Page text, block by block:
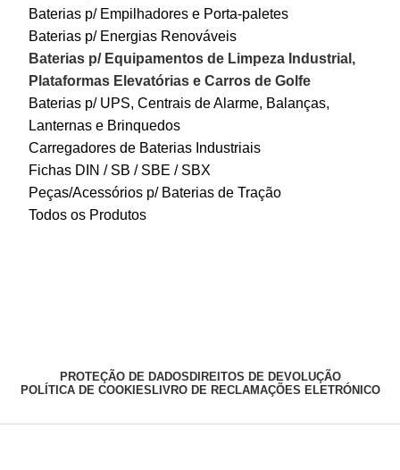
Baterias p/ Empilhadores e Porta-paletes
Baterias p/ Energias Renováveis
Baterias p/ Equipamentos de Limpeza Industrial,
Plataformas Elevatórias e Carros de Golfe
Baterias p/ UPS, Centrais de Alarme, Balanças,
Lanternas e Brinquedos
Carregadores de Baterias Industriais
Fichas DIN / SB / SBE / SBX
Peças/Acessórios p/ Baterias de Tração
Todos os Produtos
PROTEÇÃO DE DADOS DIREITOS DE DEVOLUÇÃO
POLÍTICA DE COOKIES LIVRO DE RECLAMAÇÕES ELETRÓNICO